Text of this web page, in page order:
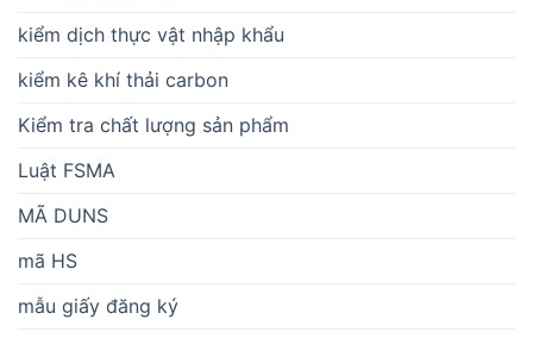
kiểm dịch thực vật nhập khẩu
kiểm kê khí thải carbon
Kiểm tra chất lượng sản phẩm
Luật FSMA
MÃ DUNS
mã HS
mẫu giấy đăng ký